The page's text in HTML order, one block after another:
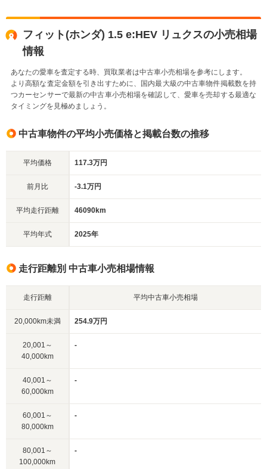
フィット(ホンダ) 1.5 e:HEV リュクスの小売相場
情報
あなたの愛車を査定する時、買取業者は中古車小売相場を参考にします。
より高額な査定金額を引き出すために、国内最大級の中古車物件掲載数を持
つカーセンサーで最新の中古車小売相場を確認して、愛車を売却する最適な
タイミングを見極めましょう。
中古車物件の平均小売価格と掲載台数の推移
平均価格 117.3万円
前月比 -3.1万円
平均走行距離 46090km
平均年式 2025年
走行距離別 中古車小売相場情報
走行距離 平均中古車小売相場
20,000km未満 254.9万円
20,001～
40,000km
-
40,001～
60,000km
-
60,001～
80,000km
-
80,001～
100,000km
-